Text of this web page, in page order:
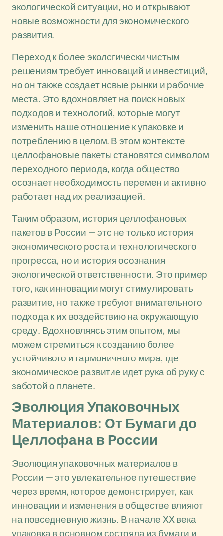
экологической ситуации, но и открывают
новые возможности для экономического
развития.
Переход к более экологически чистым
решениям требует инноваций и инвестиций,
но он также создает новые рынки и рабочие
места. Это вдохновляет на поиск новых
подходов и технологий, которые могут
изменить наше отношение к упаковке и
потреблению в целом. В этом контексте
целлофановые пакеты становятся символом
переходного периода, когда общество
осознает необходимость перемен и активно
работает над их реализацией.
Таким образом, история целлофановых
пакетов в России — это не только история
экономического роста и технологического
прогресса, но и история осознания
экологической ответственности. Это пример
того, как инновации могут стимулировать
развитие, но также требуют внимательного
подхода к их воздействию на окружающую
среду. Вдохновляясь этим опытом, мы
можем стремиться к созданию более
устойчивого и гармоничного мира, где
экономическое развитие идет рука об руку с
заботой о планете.
Эволюция Упаковочных
Материалов: От Бумаги до
Целлофана в России
Эволюция упаковочных материалов в
России — это увлекательное путешествие
через время, которое демонстрирует, как
инновации и изменения в обществе влияют
на повседневную жизнь. В начале XX века
упаковка в основном состояла из бумаги и